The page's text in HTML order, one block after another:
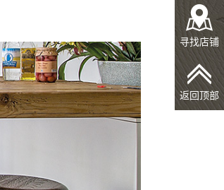
寻找店铺
返回顶部